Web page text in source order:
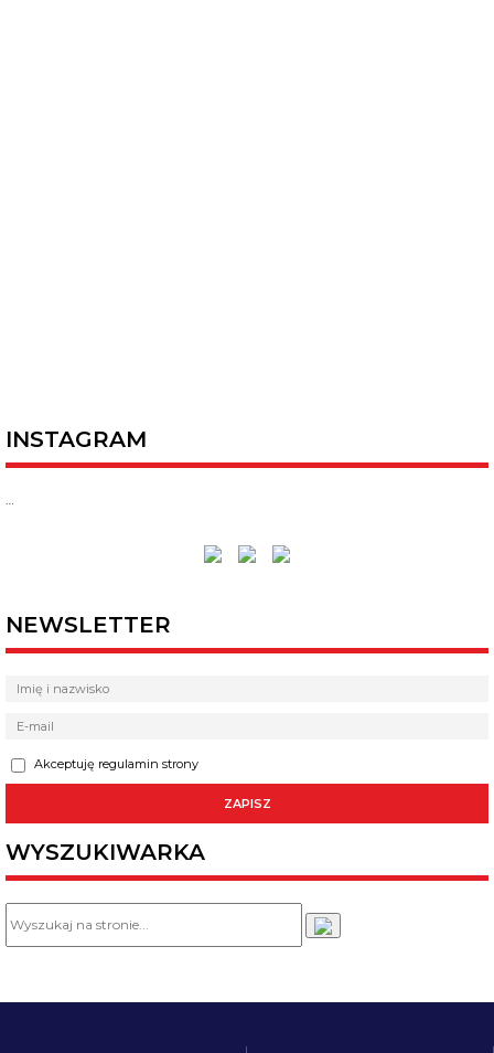
INSTAGRAM
…
NEWSLETTER
Akceptuję regulamin strony
WYSZUKIWARKA